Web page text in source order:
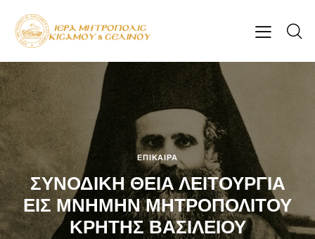
ΕΠΊΚΑΙΡΑ
ΣΥΝΟΔΙΚΗ ΘΕΙΑ ΛΕΙΤΟΥΡΓΙΑ
ΕΙΣ ΜΝΗΜΗΝ ΜΗΤΡΟΠΟΛΙΤΟΥ
ΚΡΗΤΗΣ ΒΑΣΙΛΕΙΟΥ